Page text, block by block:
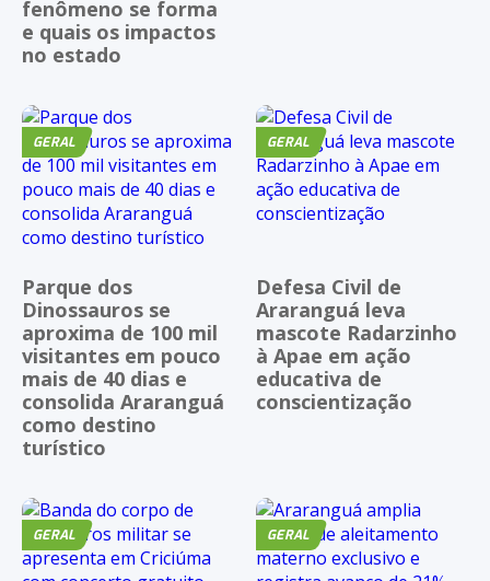
fenômeno se forma
e quais os impactos
no estado
GERAL
Parque dos
Dinossauros se
aproxima de 100 mil
visitantes em pouco
mais de 40 dias e
consolida Araranguá
como destino
turístico
GERAL
Defesa Civil de
Araranguá leva
mascote Radarzinho
à Apae em ação
educativa de
conscientização
GERAL GERAL